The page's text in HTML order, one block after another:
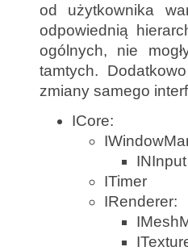
od użytkownika
odpowiednią
ogólnych, nie
tamtych.
zmiany samego
ICore:
INInput
ITimer
IRenderer: